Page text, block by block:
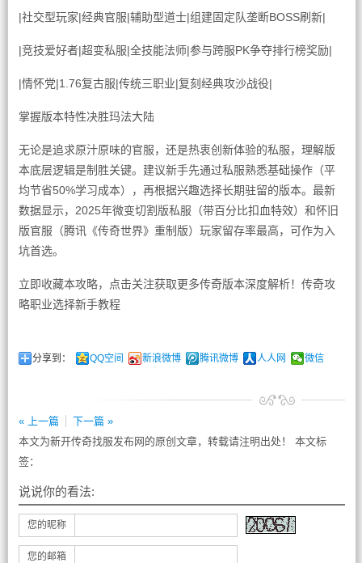
|社交型玩家|经典官服|辅助型道士|组建固定队垄断BOSS刷新|
|竞技爱好者|超变私服|全技能法师|参与跨服PK争夺排行榜奖励|
|情怀党|1.76复古服|传统三职业|复刻经典攻沙战役|
掌握版本特性决胜玛法大陆
无论是追求原汁原味的官服，还是热衷创新体验的私服，理解版
本底层逻辑是制胜关键。建议新手先通过私服熟悉基础操作（平
均节省50%学习成本），再根据兴趣选择长期驻留的版本。最新
数据显示，2025年微变切割版私服（带百分比扣血特效）和怀旧
版官服（腾讯《传奇世界》重制版）玩家留存率最高，可作为入
坑首选。
立即收藏本攻略，点击关注获取更多传奇版本深度解析！传奇攻
略职业选择新手教程
分享到： QQ空间 新浪微博 腾讯微博 人人网 微信
« 上一篇
下一篇 »
本文为新开传奇找服发布网的原创文章，转载请注明出处！ 本文标
签：
说说你的看法:
您的昵称
您的邮箱